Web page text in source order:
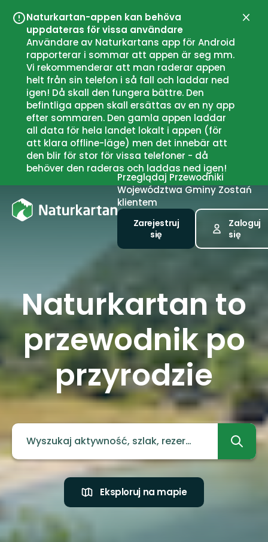
Naturkartan-appen kan behöva
uppdateras för vissa användare
Användare av Naturkartans app för Android
rapporterar i sommar att appen är seg mm.
Vi rekommenderar att man raderar appen
helt från sin telefon i så fall och laddar ned
igen! Då skall den fungera bättre. Den
befintliga appen skall ersättas av en ny app
efter sommaren. Den gamla appen laddar
all data för hela landet lokalt i appen (för
att klara offline-läge) men det innebär att
den blir för stor för vissa telefoner - då
behöver den raderas och laddas ned igen!
Przeglądaj Przewodniki
Województwa Gminy Zostań
klientem
Zarejestruj
się
Zaloguj
się
Naturkartan to
przewodnik po
przyrodzie
Eksploruj na mapie